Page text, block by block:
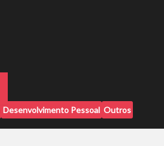
Desenvolvimento Pessoal Outros